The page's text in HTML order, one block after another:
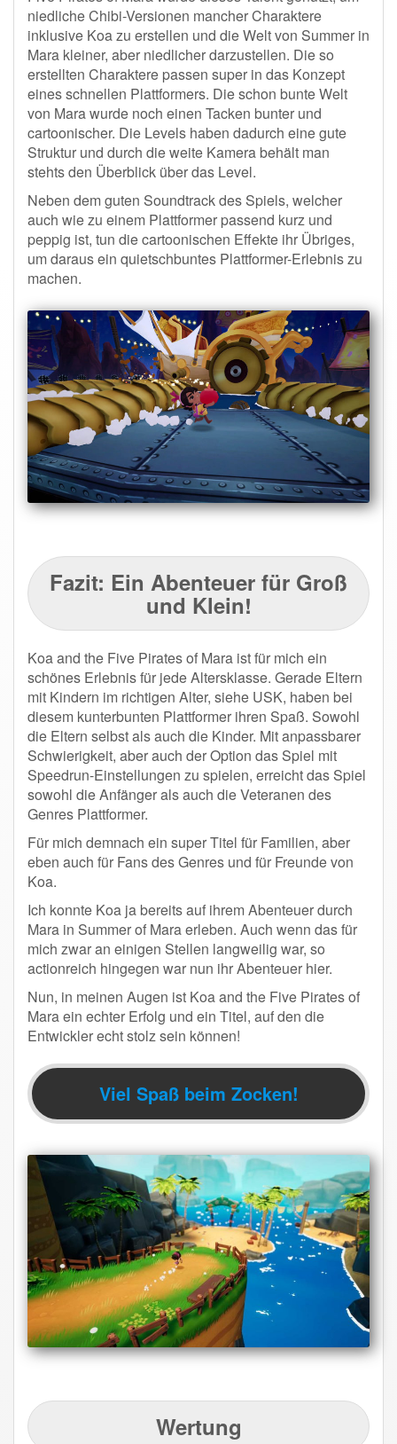
niedliche Chibi-Versionen mancher Charaktere
inklusive Koa zu erstellen und die Welt von Summer in
Mara kleiner, aber niedlicher darzustellen. Die so
erstellten Charaktere passen super in das Konzept
eines schnellen Plattformers. Die schon bunte Welt
von Mara wurde noch einen Tacken bunter und
cartoonischer. Die Levels haben dadurch eine gute
Struktur und durch die weite Kamera behält man
stehts den Überblick über das Level.
Neben dem guten Soundtrack des Spiels, welcher
auch wie zu einem Plattformer passend kurz und
peppig ist, tun die cartoonischen Effekte ihr Übriges,
um daraus ein quietschbuntes Plattformer-Erlebnis zu
machen.
Fazit: Ein Abenteuer für Groß
und Klein!
Koa and the Five Pirates of Mara ist für mich ein
schönes Erlebnis für jede Altersklasse. Gerade Eltern
mit Kindern im richtigen Alter, siehe USK, haben bei
diesem kunterbunten Plattformer ihren Spaß. Sowohl
die Eltern selbst als auch die Kinder. Mit anpassbarer
Schwierigkeit, aber auch der Option das Spiel mit
Speedrun-Einstellungen zu spielen, erreicht das Spiel
sowohl die Anfänger als auch die Veteranen des
Genres Plattformer.
Für mich demnach ein super Titel für Familien, aber
eben auch für Fans des Genres und für Freunde von
Koa.
Ich konnte Koa ja bereits auf ihrem Abenteuer durch
Mara in Summer of Mara erleben. Auch wenn das für
mich zwar an einigen Stellen langweilig war, so
actionreich hingegen war nun ihr Abenteuer hier.
Nun, in meinen Augen ist Koa and the Five Pirates of
Mara ein echter Erfolg und ein Titel, auf den die
Entwickler echt stolz sein können!
Viel Spaß beim Zocken!
Wertung